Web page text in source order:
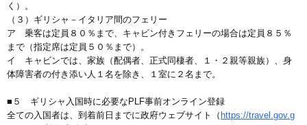
く）。
（３）ギリシャ－イタリア間のフェリー
ア 乗客は定員８０％まで、キャビン付きフェリーの場合は定員８５％
まで（指定席は定員５０％まで）。
イ キャビンでは、家族（配偶者、正式同棲者、１・２親等親族）、身
体障害者の付き添い人１名を除き、１室に２名まで。
■５ ギリシャ入国時に必要なPLF事前オンライン登録
全ての入国者は、到着前日までに政府ウェブサイト（ https://travel.gov.g